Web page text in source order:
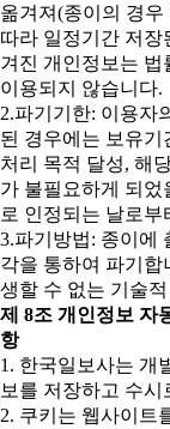
옮겨져(종이의 경우
따라 일정기간 저장
겨진 개인정보는 법
이용되지 않습니다.
2.파기기한: 이용자
된 경우에는 보유기
처리 목적 달성, 해
가 불필요하게 되었
로 인정되는 날로
3.파기방법: 종이에
각을 통하여 파기합
생할 수 없는 기술
제 8조 개인정보 자
항
1. 한국일보사는 개
보를 저장하고 수시
2. 쿠키는 웹사이트